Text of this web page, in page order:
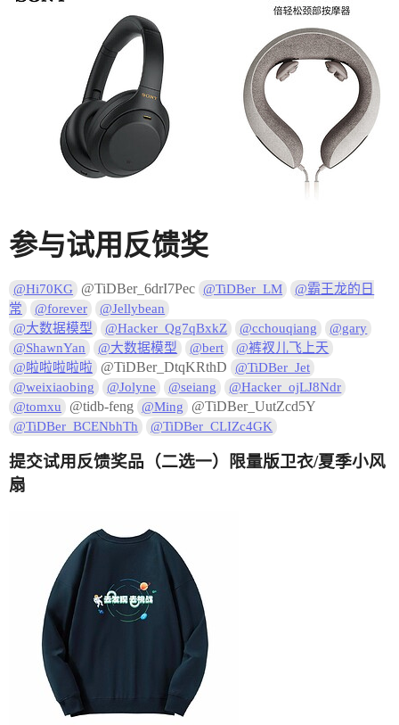
参与试用反馈奖
@Hi70KG @TiDBer_6drI7Pec @TiDBer_LM
@霸王龙的日
常
@forever
@Jellybean
@大数据模型
@Hacker_Qg7qBxkZ @cchouqiang
@gary
@ShawnYan
@大数据模型 @bert
@裤衩儿飞上天
@啦啦啦啦啦
@TiDBer_DtqKRthD
@TiDBer_Jet
@weixiaobing
@Jolyne @seiang
@Hacker_ojLJ8Ndr
@tomxu
@tidb-feng @Ming @TiDBer_UutZcd5Y
@TiDBer_BCENbhTh @TiDBer_CLIZc4GK
提交试用反馈奖品（二选一）限量版卫衣/夏季小风
扇